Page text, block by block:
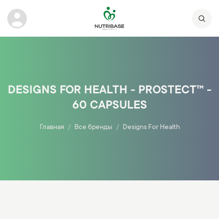
DESIGNS FOR HEALTH - PROSTECT™ -
60 CAPSULES
Главная Все бренды Designs For Health